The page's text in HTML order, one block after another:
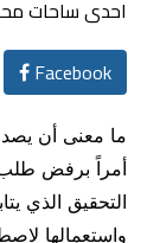
Facebook
ما معنى أن
أمراً برفض
التحقيق الذي
واستعمالها